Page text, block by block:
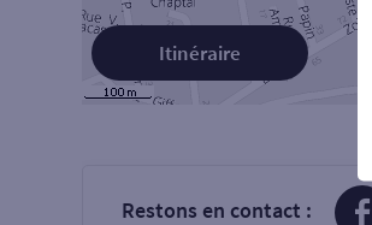
Itinéraire
Restons en contact :